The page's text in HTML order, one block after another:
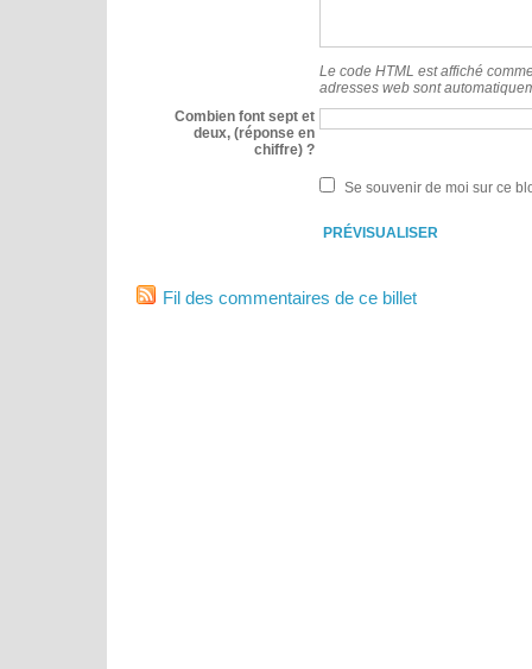
Le code HTML est affiché
adresses web sont
Combien font sept et
deux, (réponse en
chiffre) ?
Se souvenir de moi sur ce
Fil des commentaires de ce billet